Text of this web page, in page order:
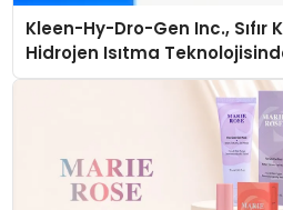
Kleen-Hy-Dro-Gen Inc., Sıfır
Hidrojen Isıtma
Düzenleyici Onaylarını Aldı